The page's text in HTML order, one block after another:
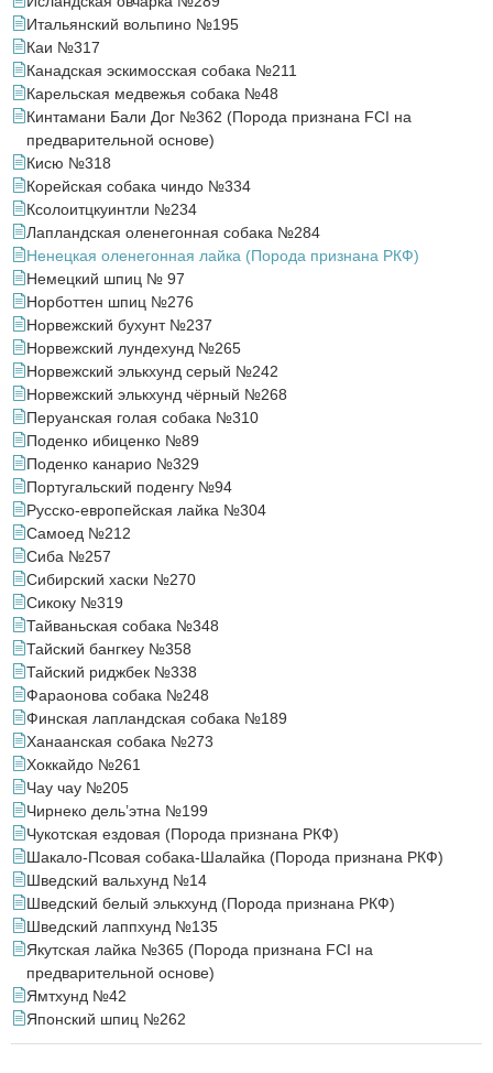
Итальянский вольпино №195
Каи №317
Канадская эскимосская собака №211
Карельская медвежья собака №48
Кинтамани Бали Дог №362 (Порода признана FCI на
предварительной основе)
Кисю №318
Корейская собака чиндо №334
Ксолоитцкуинтли №234
Лапландская оленегонная собака №284
Ненецкая оленегонная лайка (Порода признана РКФ)
Немецкий шпиц № 97
Норботтен шпиц №276
Норвежский бухунт №237
Норвежский лундехунд №265
Норвежский элькхунд серый №242
Норвежский элькхунд чёрный №268
Перуанская голая собака №310
Поденко ибиценко №89
Поденко канарио №329
Португальский поденгу №94
Русско-европейская лайка №304
Самоед №212
Сиба №257
Сибирский хаски №270
Сикоку №319
Тайваньская собака №348
Тайский бангкеу №358
Тайский риджбек №338
Фараонова собака №248
Финская лапландская собака №189
Ханаанская собака №273
Хоккайдо №261
Чау чау №205
Чирнеко дель’этна №199
Чукотская ездовая (Порода признана РКФ)
Шакало-Псовая собака-Шалайка (Порода признана РКФ)
Шведский вальхунд №14
Шведский белый элькхунд (Порода признана РКФ)
Шведский лаппхунд №135
Якутская лайка №365 (Порода признана FCI на
предварительной основе)
Ямтхунд №42
Японский шпиц №262